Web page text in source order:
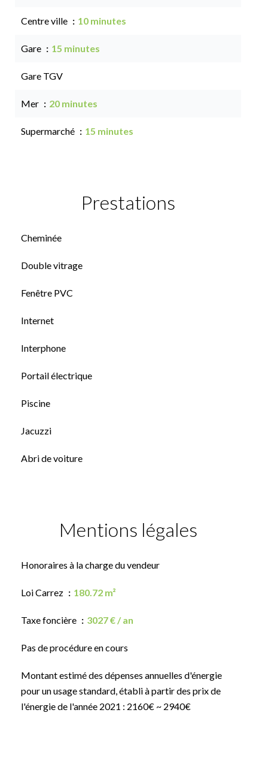
Centre ville 10 minutes
Gare 15 minutes
Gare TGV
Mer 20 minutes
Supermarché 15 minutes
Prestations
Cheminée
Double vitrage
Fenêtre PVC
Internet
Interphone
Portail électrique
Piscine
Jacuzzi
Abri de voiture
Mentions légales
Honoraires à la charge du vendeur
Loi Carrez 180.72 m²
Taxe foncière 3027 € / an
Pas de procédure en cours
Montant estimé des dépenses annuelles d'énergie
pour un usage standard, établi à partir des prix de
l'énergie de l'année 2021 : 2160€ ~ 2940€